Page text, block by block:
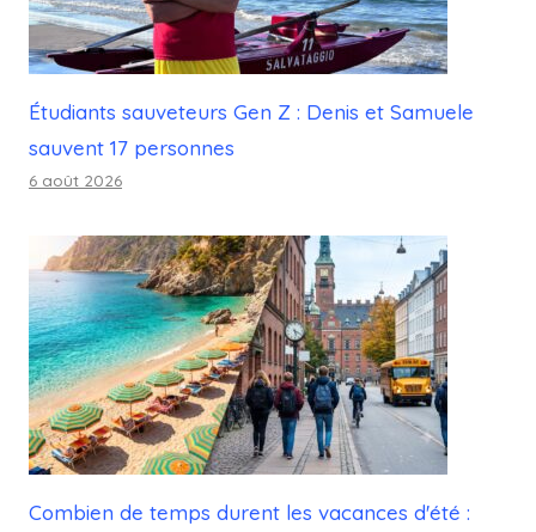
Étudiants sauveteurs Gen Z : Denis et Samuele
sauvent 17 personnes
6 août 2026
Combien de temps durent les vacances d'été :